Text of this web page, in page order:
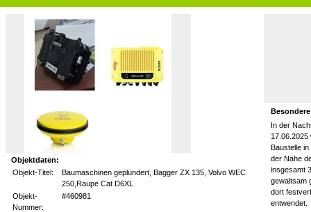
Objektdaten:
Objekt-Titel:
Baumaschinen geplündert, Bagger ZX 135, Volvo WEC
250,Raupe Cat D6XL
Objekt-
Nummer:
#460981
In der
17.06.2025
Baustelle
der Nähe
insgesamt
gewaltsam
dort
entwendet.